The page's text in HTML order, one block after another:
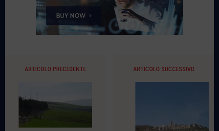
ARTICOLO PRECEDENTE ARTICOLO SUCCESSIVO